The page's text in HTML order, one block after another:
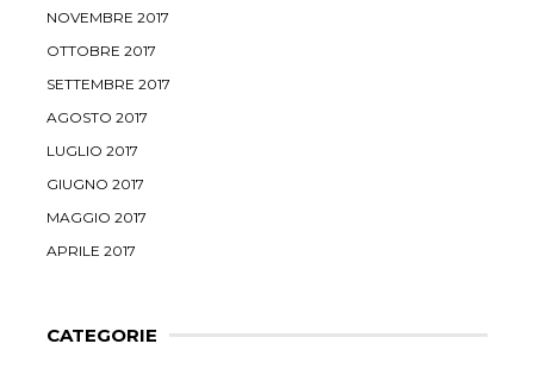
NOVEMBRE 2017
OTTOBRE 2017
SETTEMBRE 2017
AGOSTO 2017
LUGLIO 2017
GIUGNO 2017
MAGGIO 2017
APRILE 2017
CATEGORIE